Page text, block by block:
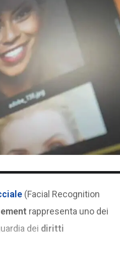
(Facial Recognition
rappresenta uno dei
dei diritti
D